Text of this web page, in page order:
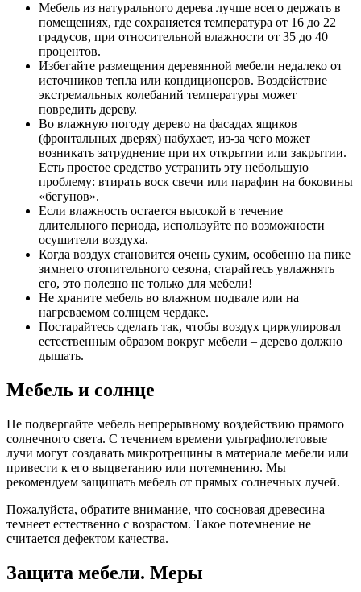
Мебель из натурального дерева лучше всего держать в
помещениях, где сохраняется температура от 16 до 22
градусов, при относительной влажности от 35 до 40
процентов.
Избегайте размещения деревянной мебели недалеко от
источников тепла или кондиционеров. Воздействие
экстремальных колебаний температуры может
повредить дереву.
Во влажную погоду дерево на фасадах ящиков
(фронтальных дверях) набухает, из-за чего может
возникать затруднение при их открытии или закрытии.
Есть простое средство устранить эту небольшую
проблему: втирать воск свечи или парафин на боковины
«бегунов».
Если влажность остается высокой в течение
длительного периода, используйте по возможности
осушители воздуха.
Когда воздух становится очень сухим, особенно на пике
зимнего отопительного сезона, старайтесь увлажнять
его, это полезно не только для мебели!
Не храните мебель во влажном подвале или на
нагреваемом солнцем чердаке.
Постарайтесь сделать так, чтобы воздух циркулировал
естественным образом вокруг мебели – дерево должно
дышать.
Мебель и солнце
Не подвергайте мебель непрерывному воздействию прямого
солнечного света. С течением времени ультрафиолетовые
лучи могут создавать микротрещины в материале мебели или
привести к его выцветанию или потемнению. Мы
рекомендуем защищать мебель от прямых солнечных лучей.
Пожалуйста, обратите внимание, что сосновая древесина
темнеет естественно с возрастом. Такое потемнение не
считается дефектом качества.
Защита мебели. Меры